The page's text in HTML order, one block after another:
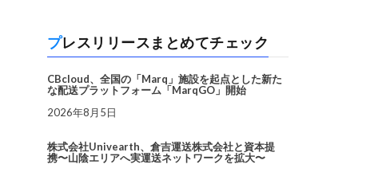
プレスリリースまとめてチェック
CBcloud、全国の「Marq」施設を起点とした新た
な配送プラットフォーム「MarqGO」開始
2026年8月5日
株式会社Univearth、倉吉運送株式会社と資本提
携〜山陰エリアへ実運送ネットワークを拡大〜